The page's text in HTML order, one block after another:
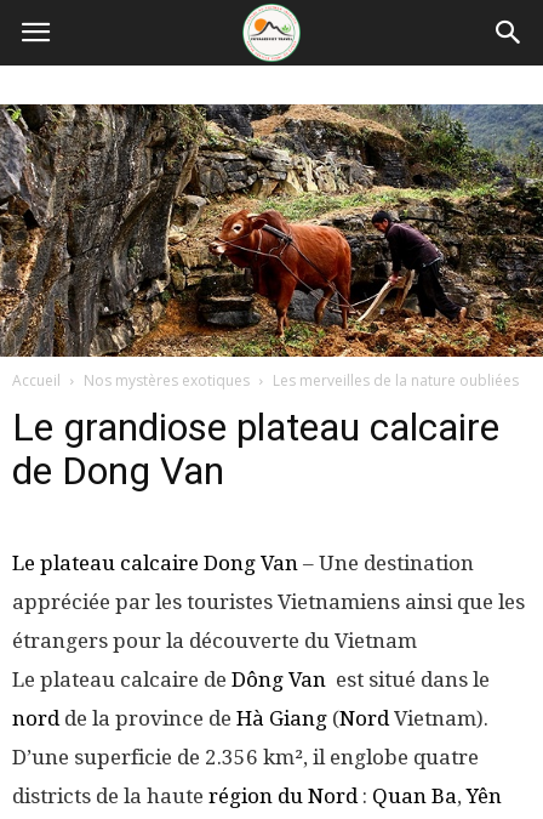
Accueil Nos mystères exotiques Les merveilles de la nature oubliées
Le grandiose plateau calcaire
de Dong Van
Le plateau calcaire Dong Van – Une destination
appréciée par les touristes Vietnamiens ainsi que les
étrangers pour la découverte du Vietnam
Le plateau calcaire de Dông Van est situé dans le
nordde la province de Hà Giang (NordVietnam).
D’une superficie de 2.356 km², il englobe quatre
districts de la haute région du Nord: Quan Ba,Yên